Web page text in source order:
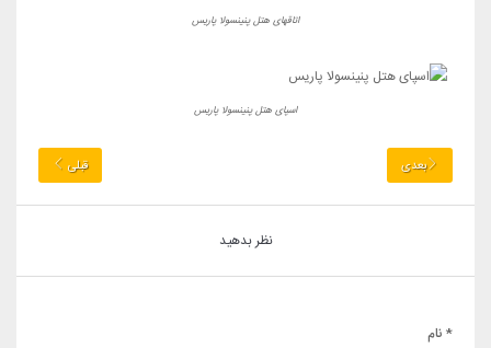
اتاقهای هتل پنینسولا پاریس
اسپای هتل پنینسولا پاریس
بعدی قبلی
نظر بدهید
* نام